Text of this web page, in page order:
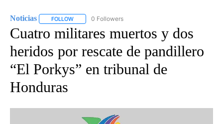
Noticias FOLLOW FOLLOW "NOTICIAS" TO RECEIVE NOTIFICATIONS
0 Followers
Cuatro militares muertos y dos
heridos por rescate de pandillero
“El Porkys” en tribunal de
Honduras